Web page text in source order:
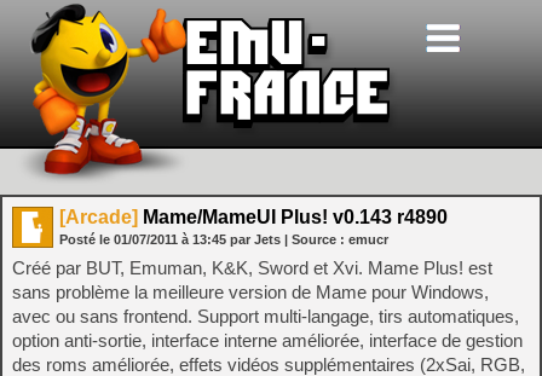
[Arcade] Mame/MameUI Plus! v0.143 r4890
Posté le 01/07/2011 à 13:45 par Jets | Source : emucr
Créé par BUT, Emuman, K&K, Sword et Xvi. Mame Plus! est
sans problème la meilleure version de Mame pour Windows,
avec ou sans frontend. Support multi-langage, tirs automatiques,
option anti-sortie, interface interne améliorée, interface de gestion
des roms améliorée, effets vidéos supplémentaires (2xSai, RGB,